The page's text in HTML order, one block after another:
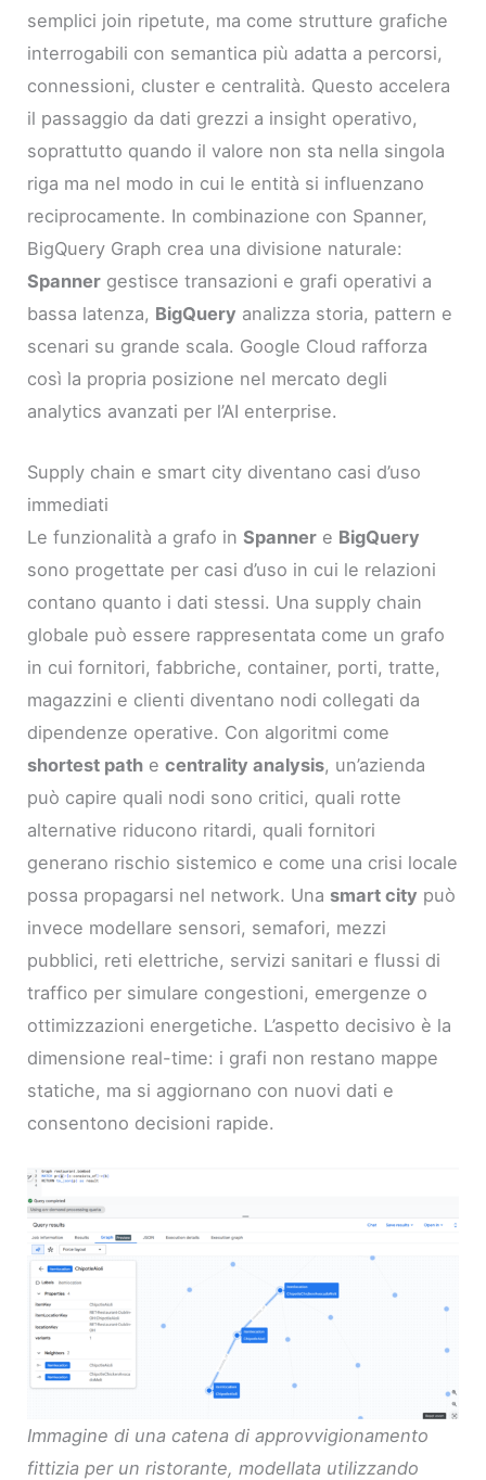
semplici join ripetute, ma come strutture grafiche
interrogabili con semantica più adatta a percorsi,
connessioni, cluster e centralità. Questo accelera
il passaggio da dati grezzi a insight operativo,
soprattutto quando il valore non sta nella singola
riga ma nel modo in cui le entità si influenzano
reciprocamente. In combinazione con Spanner,
BigQuery Graph crea una divisione naturale:
Spanner gestisce transazioni e grafi operativi a
bassa latenza, BigQuery analizza storia, pattern e
scenari su grande scala. Google Cloud rafforza
così la propria posizione nel mercato degli
analytics avanzati per l’AI enterprise.
Supply chain e smart city diventano casi d’uso
immediati
Le funzionalità a grafo inSpanner e BigQuery
sono progettate per casi d’uso in cui le relazioni
contano quanto i dati stessi. Una supply chain
globale può essere rappresentata come un grafo
in cui fornitori, fabbriche, container, porti, tratte,
magazzini e clienti diventano nodi collegati da
dipendenze operative. Con algoritmi come
shortest path ecentrality analysis, un’azienda
può capire quali nodi sono critici, quali rotte
alternative riducono ritardi, quali fornitori
generano rischio sistemico e come una crisi locale
possa propagarsi nel network. Una smart city può
invece modellare sensori, semafori, mezzi
pubblici, reti elettriche, servizi sanitari e flussi di
traffico per simulare congestioni, emergenze o
ottimizzazioni energetiche. L’aspetto decisivo è la
dimensione real-time: i grafi non restano mappe
statiche, ma si aggiornano con nuovi dati e
consentono decisioni rapide.
Immagine di una catena di approvvigionamento
fittizia per un ristorante, modellata utilizzando